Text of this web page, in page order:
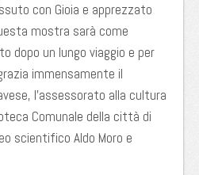
con Gioia e apprezzato
mostra sarà come
dopo un lungo viaggio e per
immensamente il
l’assessorato alla cultura
Comunale della città di
scientifico Aldo Moro e